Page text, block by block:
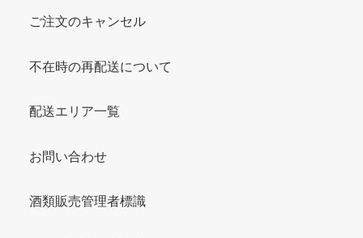
ご注文のキャンセル
不在時の再配送について
配送エリア一覧
お問い合わせ
酒類販売管理者標識